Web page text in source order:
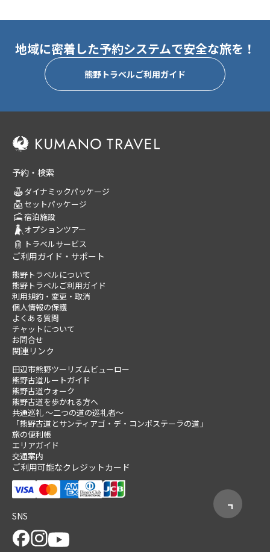
地域に密着した予約システムで安全な旅を！
熊野トラベルご利用ガイド
予約・検索
ダイナミックパッケージ
セットパッケージ
宿泊施設
オプションツアー
トラベルサービス
ご利用ガイド・サポート
熊野トラベルについて
熊野トラベルご利用ガイド
利用規約・変更・取消
個人情報の保護
よくある質問
チャットについて
お問合せ
関連リンク
田辺市熊野ツーリズムビューロー
熊野古道ルートガイド
熊野古道ウォーク
熊野古道を歩かれる方へ
共通巡礼 ～二つの道の巡礼者～
「熊野古道とサンティアゴ・デ・コンポステーラの道」
旅の便利帳
エリアガイド
交通案内
ご利用可能なクレジットカード
SNS